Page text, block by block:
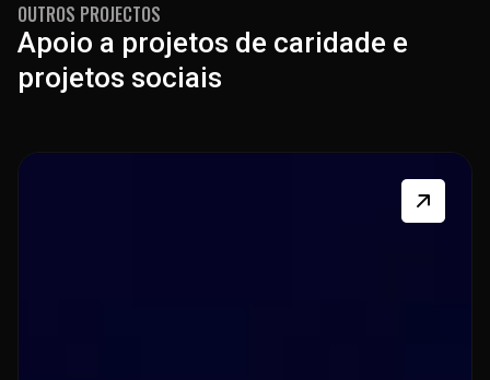
OUTROS PROJECTOS
Apoio a projetos de caridade e
projetos sociais